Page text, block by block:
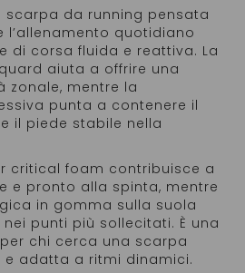
scarpa da running pensata
quotidiano
di corsa fluida e reattiva. La
aiuta a offrire una
zonale, mentre la
punta a contenere il
il piede stabile nella
critical foam contribuisce a
e pronto alla spinta, mentre
in gomma sulla suola
punti più sollecitati. È una
chi cerca una scarpa
e adatta a ritmi dinamici.